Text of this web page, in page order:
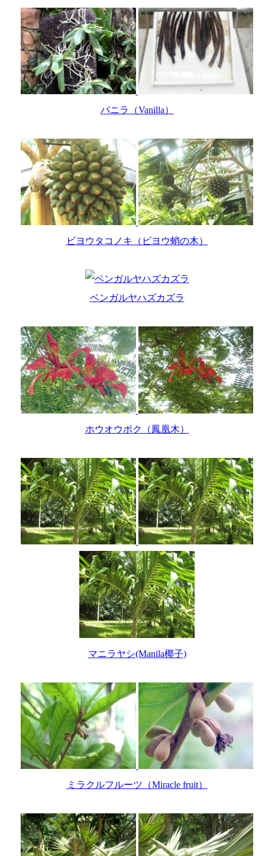
バニラ（Vanilla）
ビヨウタコノキ（ビヨウ蛸の木）
ベンガルヤハズカズラ
ホウオウボク（鳳凰木）
マニラヤシ(Manila椰子)
ミラクルフルーツ（Miracle fruit）